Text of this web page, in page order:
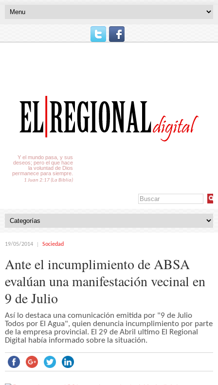
Y el mundo pasa, y sus
deseos; pero el que hace
la voluntad de Dios
permanece para siempre.
1 Juan 2:17 (La Biblia)
19/05/2014 Sociedad
Ante el incumplimiento de ABSA
evalúan una manifestación vecinal en
9 de Julio
Así lo destaca una comunicación emitida por "9 de Julio
Todos por El Agua", quien denuncia incumplimiento por parte
de la empresa provincial. El 29 de Abril ultimo El Regional
Digital había informado sobre la situación.